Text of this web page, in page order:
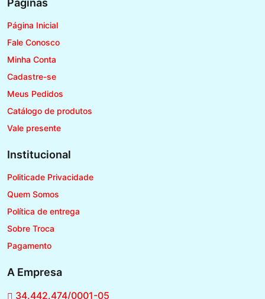
Páginas
Página Inicial
Fale Conosco
Minha Conta
Cadastre-se
Meus Pedidos
Catálogo de produtos
Vale presente
Institucional
Politicade Privacidade
Quem Somos
Política de entrega
Sobre Troca
Pagamento
A Empresa
34.442.474/0001-05